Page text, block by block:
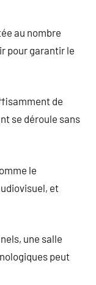
au nombre
pour garantir le
de
se déroule sans
le
et
une salle
peut